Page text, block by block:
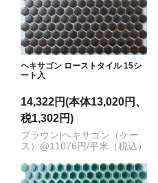
ヘキサゴン ローストタイル 15シ
ート入
14,322円(本体13,020円、
税1,302円)
ブラウン|ヘキサゴン（ケー
ス）@11076円/平米（税込）